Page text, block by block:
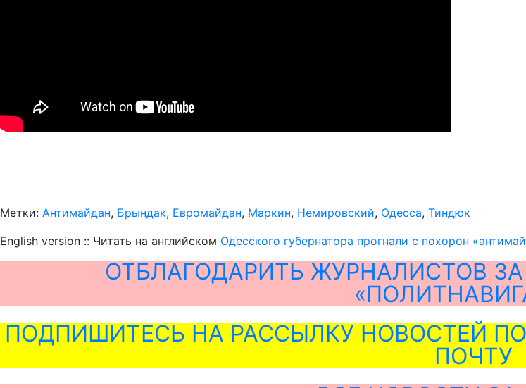
Метки: Антимайдан, Брындак, Евромайдан, Маркин, Немировский, Одесса, Тиндюк
English version :: Читать на английском Одесского губернатора прогнали с похорон
ОТБЛАГОДАРИТЬ ЖУРНАЛИСТОВ
ПОДПИШИТЕСЬ НА РАССЫЛКУ НОВОСТЕЙ
ПОЧТУ